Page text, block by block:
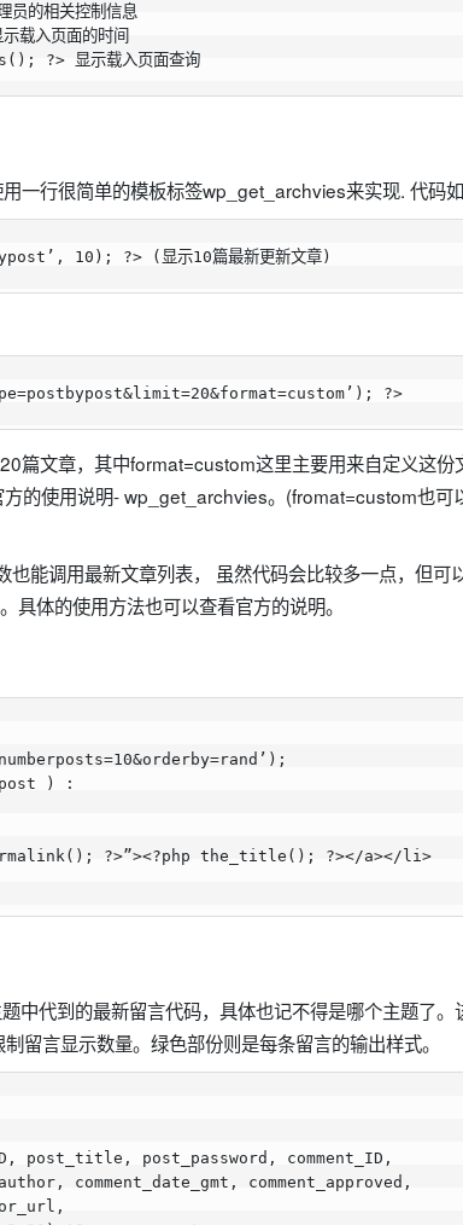
的相关控制信息
入页面的时间
?> 显示载入页面查询
一行很简单的模板标签wp_get_archvies来实现. 代码
10); ?> (显示10篇最新更新文章)
?>
篇文章，其中format=custom这里主要用来自定义这份
的使用说明- wp_get_archvies。(fromat=custom也可
能调用最新文章列表， 虽然代码会比较多一点，但可
具体的使用方法也可以查看官方的说明。
) :
?>”><?php the_title(); ?></a></li>
中代到的最新留言代码，具体也记不得是哪个主题了。
留言显示数量。绿色部份则是每条留言的输出样式。
post_title, post_password, comment_ID,
comment_date_gmt, comment_approved,